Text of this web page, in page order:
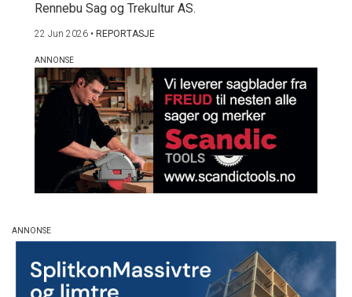
Rennebu Sag og Trekultur AS.
22 Jun 2026 • REPORTASJE